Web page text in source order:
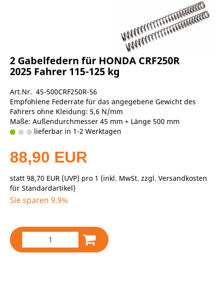
2 Gabelfedern für HONDA CRF250R
2025 Fahrer 115-125 kg
Art.Nr. 45-500CRF250R-56
Empfohlene Federrate für das angegebene Gewicht des
Fahrers ohne Kleidung: 5,6 N/mm
Maße: Außendurchmesser 45 mm + Länge 500 mm
lieferbar in 1-2 Werktagen
88,90 EUR
statt 98,70 EUR (UVP) pro 1 (inkl. MwSt. zzgl. Versandkosten
für Standardartikel)
Sie sparen 9.9%